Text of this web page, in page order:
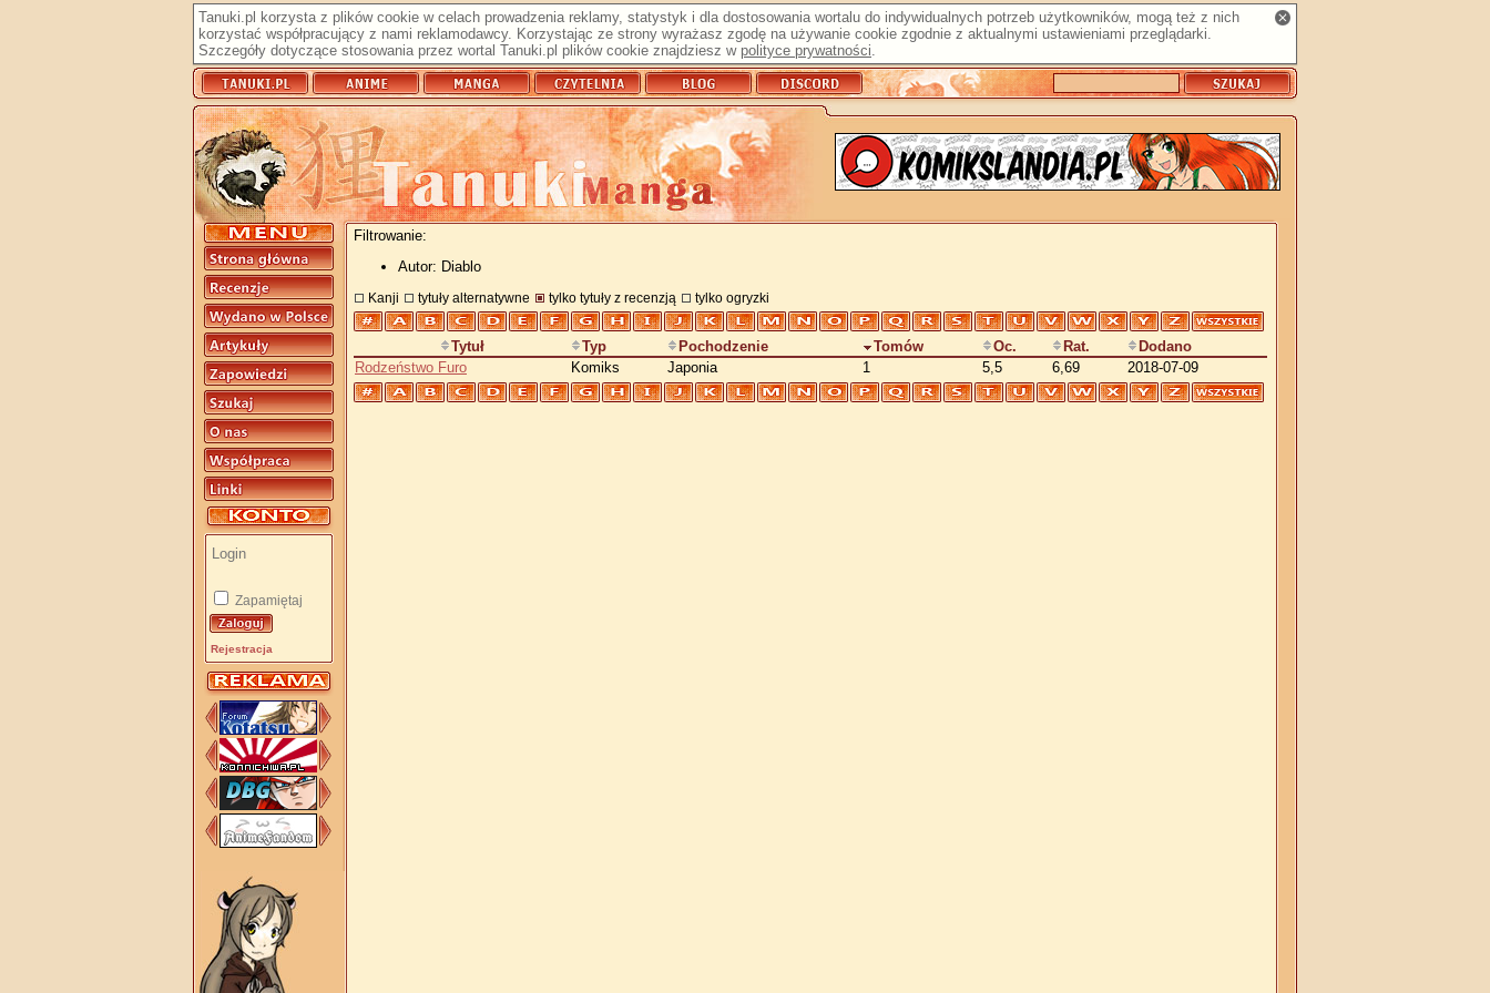
Tanuki.pl korzysta z plików cookie w celach prowadzenia reklamy, statystyk i dla dostosowania wortalu do indywidualnych potrzeb użytkowników, mogą też z nich
korzystać współpracujący z nami reklamodawcy. Korzystając ze strony wyrażasz zgodę na używanie cookie zgodnie z aktualnymi ustawieniami przeglądarki.
Szczegóły dotyczące stosowania przez wortal Tanuki.pl plików cookie znajdziesz w polityce prywatności.
Zapamiętaj
Rejestracja
Filtrowanie:
Autor: Diablo
Kanji tytuły alternatywne tylko tytuły z recenzją tylko ogryzki
Tytuł Typ Pochodzenie Tomów Oc. Rat.
Dodano
Rodzeństwo Furo
Komiks Japonia 1 5,5 6,69 2018-07-09